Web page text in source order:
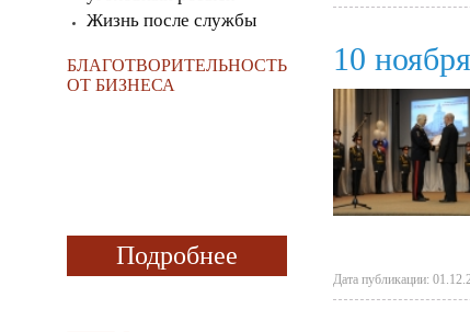
Жизнь после службы
БЛАГОТВОРИТЕЛЬНОСТЬ
ОТ БИЗНЕСА
Подробнее
10
Дата публикации: